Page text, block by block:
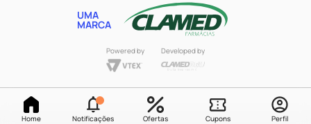
Home Notificações Ofertas Cupons Perfil
UMA
MARCA
Powered by Developed by